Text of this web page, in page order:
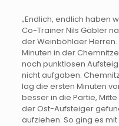
„Endlich, endlich haben
Co-Trainer Nils Gäbler
der Weinböhlaer
Minuten in der
noch punktlosen
nicht aufgaben.
lag die ersten Minuten
besser in die Partie,
der Ost-Aufsteiger
aufziehen. So ging es mit